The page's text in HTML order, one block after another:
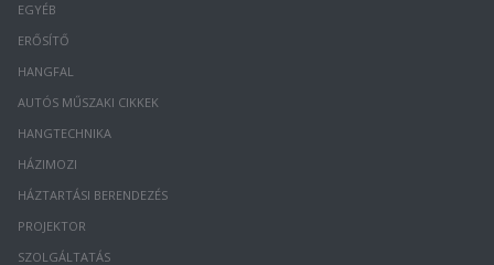
EGYÉB
ERŐSÍTŐ
HANGFAL
AUTÓS MŰSZAKI CIKKEK
HANGTECHNIKA
HÁZIMOZI
HÁZTARTÁSI BERENDEZÉS
PROJEKTOR
SZOLGÁLTATÁS